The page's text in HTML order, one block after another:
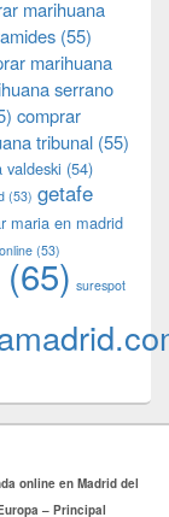
marihuana
(55)
marihuana
serrano
comprar
tribunal (55)
valdeski (54)
(53) getafe
maria en madrid
(53)
(65) surespot
online en Madrid del
– Principal